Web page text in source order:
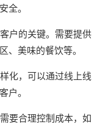
全。
户的关键。需要提供
、美味的餐饮等。
化，可以通过线上线
户。
要合理控制成本，如